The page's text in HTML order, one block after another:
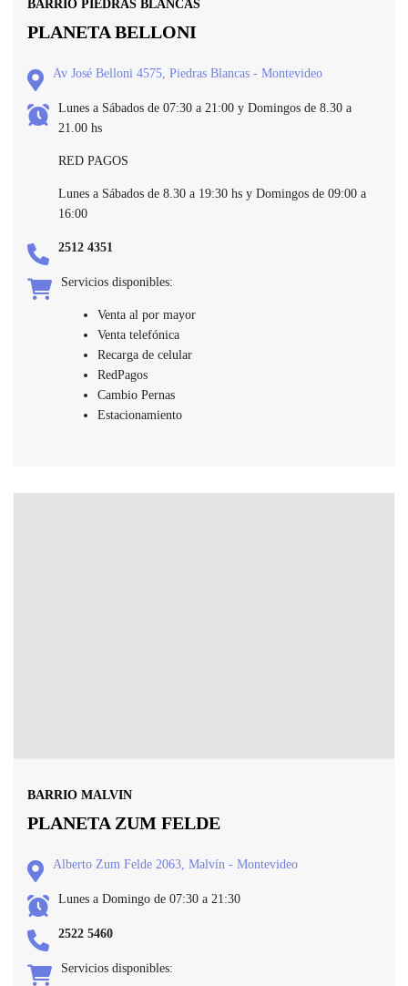
BARRIO PIEDRAS BLANCAS
PLANETA BELLONI
Av José Belloni 4575, Piedras Blancas - Montevideo
Lunes a Sábados de 07:30 a 21:00 y Domingos de 8.30 a
21.00 hs
RED PAGOS
Lunes a Sábados de 8.30 a 19:30 hs y Domingos de 09:00 a
16:00
2512 4351
Servicios disponibles:
Venta al por mayor
Venta telefónica
Recarga de celular
RedPagos
Cambio Pernas
Estacionamiento
BARRIO MALVIN
PLANETA ZUM FELDE
Alberto Zum Felde 2063, Malvín - Montevideo
Lunes a Domingo de 07:30 a 21:30
2522 5460
Servicios disponibles: